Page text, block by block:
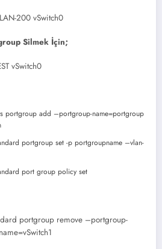
200 vSwitch0
Silmek İçin;
vSwitch0
portgroup add –portgroup-name=portgroup
portgroup set -p portgroupname –vlan-
port group policy set
portgroup remove –portgroup-